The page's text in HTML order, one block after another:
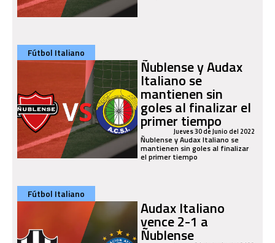
Fútbol Italiano
Ñublense y Audax
Italiano se
mantienen sin
goles al finalizar el
primer tiempo
Jueves 30 de Junio del 2022
Ñublense y Audax Italiano se
mantienen sin goles al finalizar
el primer tiempo
Fútbol Italiano
Audax Italiano
vence 2-1 a
Ñublense